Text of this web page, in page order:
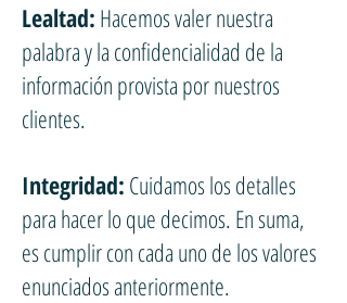
Lealtad: Hacemos valer nuestra
palabra y la confidencialidad de la
información provista por nuestros
clientes.
Integridad: Cuidamos los detalles
para hacer lo que decimos. En suma,
es cumplir con cada uno de los valores
enunciados anteriormente.